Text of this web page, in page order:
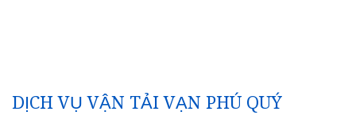
DỊCH VỤ VẬN TẢI VẠN PHÚ QUÝ